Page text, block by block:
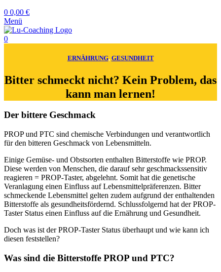
0 0,00 €
Menü
0
ERNÄHRUNG, GESUNDHEIT
Bitter schmeckt nicht? Kein Problem, das
kann man lernen!
Der bittere Geschmack
PROP und PTC sind chemische Verbindungen und verantwortlich
für den bitteren Geschmack von Lebensmitteln.
Einige Gemüse- und Obstsorten enthalten Bitterstoffe wie PROP.
Diese werden von Menschen, die darauf sehr geschmackssensitiv
reagieren = PROP-Taster, abgelehnt. Somit hat die genetische
Veranlagung einen Einfluss auf Lebensmittelpräferenzen. Bitter
schmeckende Lebensmittel gelten zudem aufgrund der enthaltenden
Bitterstoffe als gesundheitsfördernd. Schlussfolgernd hat der PROP-
Taster Status einen Einfluss auf die Ernährung und Gesundheit.
Doch was ist der PROP-Taster Status überhaupt und wie kann ich
diesen feststellen?
Was sind die Bitterstoffe PROP und PTC?